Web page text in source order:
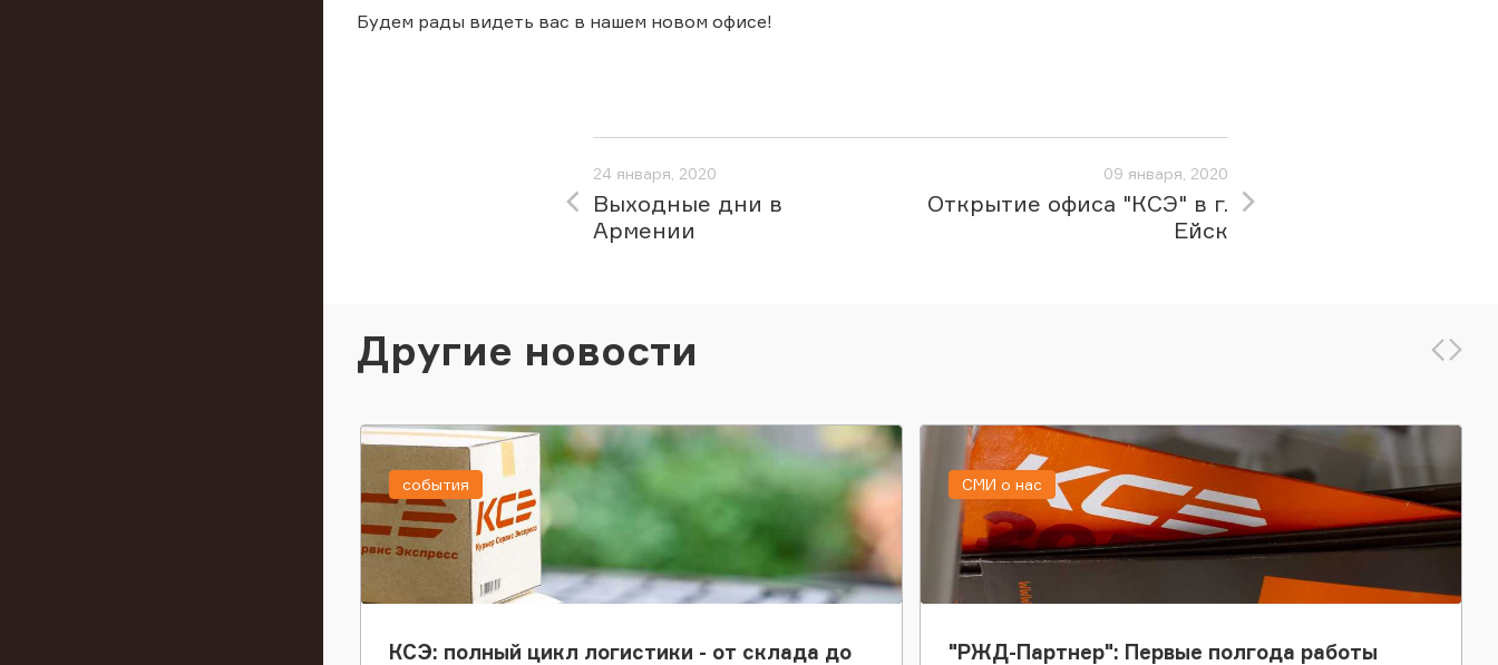
Будем рады видеть вас в нашем новом офисе!
24 января, 2020
Выходные дни в
Армении
09 января, 2020
Открытие офиса "КСЭ" в г.
Ейск
Другие новости
КСЭ: полный цикл логистики - от склада до
события
"РЖД-Партнер": Первые полгода работы
СМИ о нас